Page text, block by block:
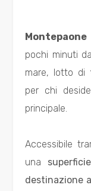
Montepaone
pochi minuti
mare, lotto di
per chi
principale.
Accessibile
una
destinazione
Residenziali
Commerciali
Terreni